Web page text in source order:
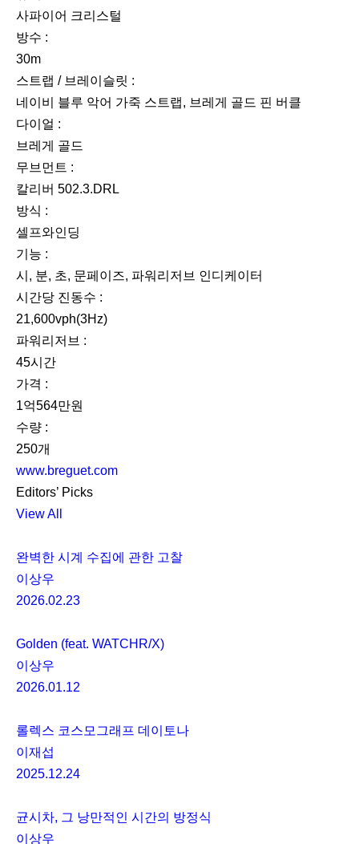
사파이어 크리스털
방수 :
30m
스트랩 / 브레이슬릿 :
네이비 블루 악어 가죽 스트랩, 브레게 골드 핀 버클
다이얼 :
브레게 골드
무브먼트 :
칼리버 502.3.DRL
방식 :
셀프와인딩
기능 :
시, 분, 초, 문페이즈, 파워리저브 인디케이터
시간당 진동수 :
21,600vph(3Hz)
파워리저브 :
45시간
가격 :
1억564만원
수량 :
250개
www.breguet.com
Editors’ Picks
View All
완벽한 시계 수집에 관한 고찰
이상우
2026.02.23
Golden (feat. WATCHR/X)
이상우
2026.01.12
롤렉스 코스모그래프 데이토나
이재섭
2025.12.24
균시차, 그 낭만적인 시간의 방정식
이상우